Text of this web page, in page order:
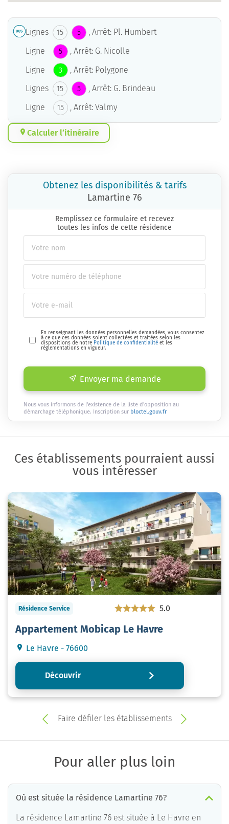
Lignes 15 5
, Arrêt: Pl. Humbert
Ligne
5
, Arrêt: G. Nicolle
Ligne
3
, Arrêt: Polygone
Lignes
15 5
, Arrêt: G. Brindeau
Ligne
15 , Arrêt: Valmy
Calculer l’itinéraire
Obtenez les disponibilités & tarifs
Lamartine 76
Remplissez ce formulaire et recevez
toutes les infos de cette résidence
En renseignant les données personnelles demandées, vous consentez
à ce que ces données soient collectées et traitées selon les
dispositions de notre Politique de confidentialité et les
réglementations en vigueur.
Envoyer ma demande
Nous vous informons de l'existence de la liste d'opposition au
démarchage téléphonique. Inscription sur bloctel.gouv.fr
Ces établissements pourraient aussi
vous intéresser
Résidence Service 5.0
Appartement Mobicap Le Havre
Le Havre - 76600
Découvrir
Faire défiler les établissements
Pour aller plus loin
Où est située la résidence Lamartine 76?
La résidence Lamartine 76 est située à Le Havre en